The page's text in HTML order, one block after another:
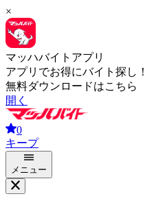
×
マッハバイトアプリ
アプリでお得にバイト探し！
無料ダウンロードはこちら
開く
0
キープ
メニュー